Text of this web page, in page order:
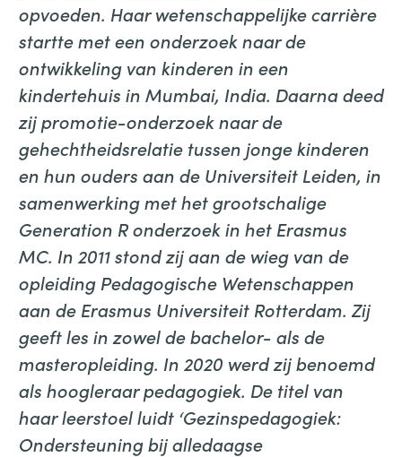
opvoeden. Haar wetenschappelijke carrière
startte met een onderzoek naar de
ontwikkeling van kinderen in een
kindertehuis in Mumbai, India. Daarna deed
zij promotie-onderzoek naar de
gehechtheidsrelatie tussen jonge kinderen
en hun ouders aan de Universiteit Leiden, in
samenwerking met het grootschalige
Generation R onderzoek in het Erasmus
MC. In 2011 stond zij aan de wieg van de
opleiding Pedagogische Wetenschappen
aan de Erasmus Universiteit Rotterdam. Zij
geeft les in zowel de bachelor- als de
masteropleiding. In 2020 werd zij benoemd
als hoogleraar pedagogiek. De titel van
haar leerstoel luidt ‘Gezinspedagogiek:
Ondersteuning bij alledaagse